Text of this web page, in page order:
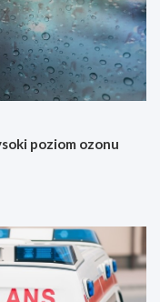
poziom ozonu